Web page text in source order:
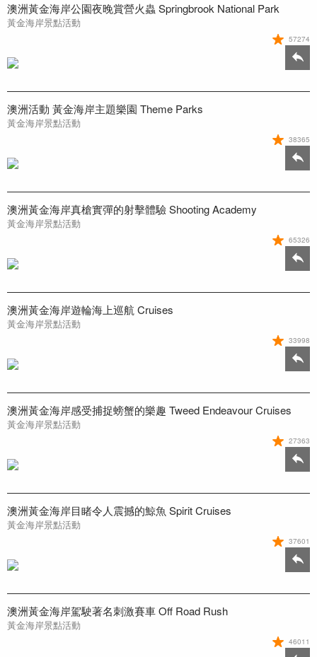
澳洲黃金海岸公園夜晚賞營火蟲 Springbrook National Park
黃金海岸景點活動
57274
澳洲活動 黃金海岸主題樂園 Theme Parks
黃金海岸景點活動
38365
澳洲黃金海岸真槍實彈的射擊體驗 Shooting Academy
黃金海岸景點活動
65326
澳洲黃金海岸遊輪海上巡航 Cruises
黃金海岸景點活動
33998
澳洲黃金海岸感受捕捉螃蟹的樂趣 Tweed Endeavour Cruises
黃金海岸景點活動
27363
澳洲黃金海岸目睹令人震撼的鯨魚 Spirit Cruises
黃金海岸景點活動
37601
澳洲黃金海岸駕駛著名刺激賽車 Off Road Rush
黃金海岸景點活動
46011